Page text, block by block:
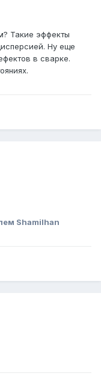
Такие эффекты
Ну еще
в сварке.
Shamilhan